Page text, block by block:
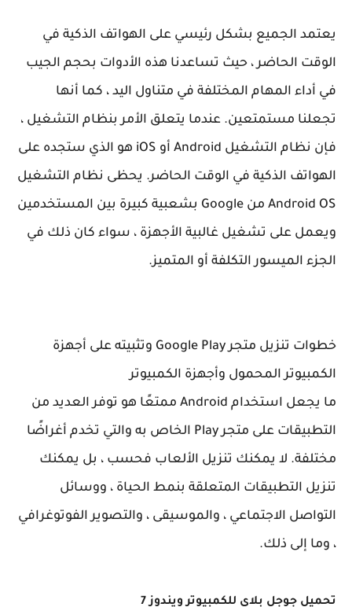
يعتمد الجميع بشكل رئيسي على الهواتف الذكية في
الوقت الحاضر ، حيث تساعدنا هذه الأدوات بحجم الجيب
في أداء المهام المختلفة في متناول اليد ، كما أنها
تجعلنا مستمتعين. عندما يتعلق الأمر بنظام التشغيل ،
فإن نظام التشغيل Android أو iOS هو الذي ستجده على
الهواتف الذكية في الوقت الحاضر. يحظى نظام التشغيل
Android OS من Google بشعبية كبيرة بين المستخدمين
ويعمل على تشغيل غالبية الأجهزة ، سواء كان ذلك في
الجزء الميسور التكلفة أو المتميز.
خطوات تنزيل متجر Google Play وتثبيته على أجهزة
الكمبيوتر المحمول وأجهزة الكمبيوتر
ما يجعل استخدام Android ممتعًا هو توفر العديد من
التطبيقات على متجر Play الخاص به والتي تخدم أغراضًا
مختلفة. لا يمكنك تنزيل الألعاب فحسب ، بل يمكنك
تنزيل التطبيقات المتعلقة بنمط الحياة ، ووسائل
التواصل الاجتماعي ، والموسيقى ، والتصوير الفوتوغرافي
، وما إلى ذلك.
تحميل جوجل بلاي للكمبيوتر ويندوز 7